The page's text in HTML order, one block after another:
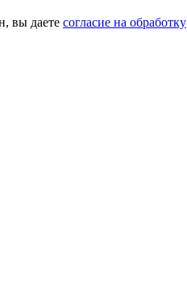
вы даете согласие на обработку